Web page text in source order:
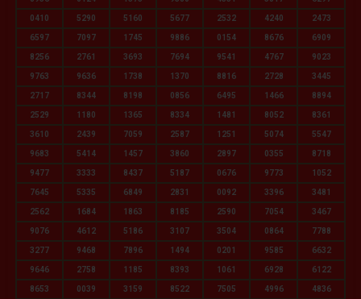
0410 5290 5160 5677 2532 4240 2473
6597 7097 1745 9886 0154 8676 6909
8256 2761 3693 7694 9541 4767 9023
9763 9636 1738 1370 8816 2728 3445
2717 8344 8198 0856 6495 1466 8894
2529 1180 1365 8334 1481 8052 8361
3610 2439 7059 2587 1251 5074 5547
9683 5414 1457 3860 2897 0355 8718
9477 3333 8437 5187 0676 9773 1052
7645 5335 6849 2831 0092 3396 3481
2562 1684 1863 8185 2590 7054 3467
9076 4612 5186 3107 3504 0864 7788
3277 9468 7896 1494 0201 9585 6632
9646 2758 1185 8393 1061 6928 6122
8653 0039 3159 8522 7505 4996 4836